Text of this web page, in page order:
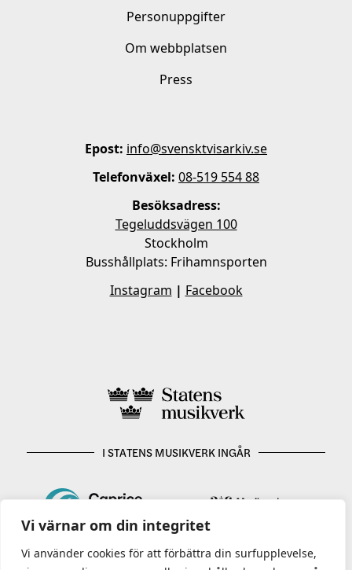
Vi värnar om din integritet
Vi använder cookies för att förbättra din surfupplevelse,
Personuppgifter
Om webbplatsen
Press
Epost: info@svensktvisarkiv.se
Telefonväxel: 08-519 554 88
Besöksadress:
Tegeluddsvägen 100
Stockholm
Busshållplats: Frihamnsporten
Instagram | Facebook
I STATENS MUSIKVERK INGÅR